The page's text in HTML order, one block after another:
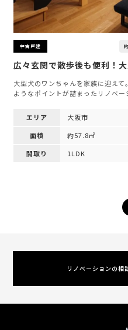
中古戸建
広々玄関で散歩後も便利！
大型犬のワンちゃんを家族に迎え
ようなポイントが詰まったリノベ
エリア
大阪市
面積
約57.8㎡
間取り
1LDK
リノベーションの相